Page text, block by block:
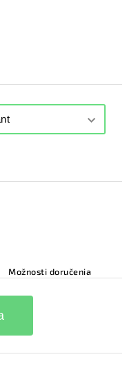
Možnosti doručenia